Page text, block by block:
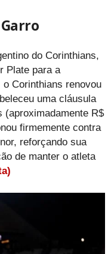
do Corinthians,
Plate para a
Corinthians renovou
uma cláusula
(aproximadamente R$
firmemente contra
reforçando sua
de manter o atleta